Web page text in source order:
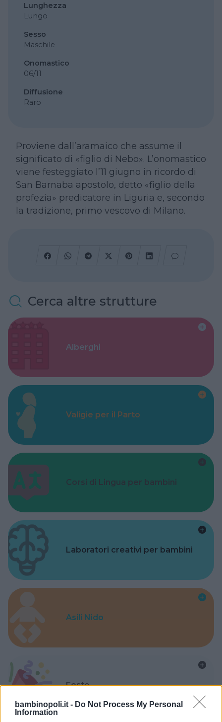
bambinopoli.it - Do Not Process My Personal
Information
Lunghezza
Lungo
Sesso
Maschile
Onomastico
06/11
Diffusione
Raro
Proviene dall’aramaico che assume il
significato di «figlio di Nebo». L’onomastico
viene festeggiato l’11 giugno in ricordo di
San Barnaba apostolo, detto «figlio della
profezia» predicatore in Liguria e, secondo
la tradizione, primo vescovo di Milano.
Cerca altre strutture
Alberghi
Valigie per il Parto
Corsi di Lingua per bambini
Laboratori creativi per bambini
Asili Nido
Feste